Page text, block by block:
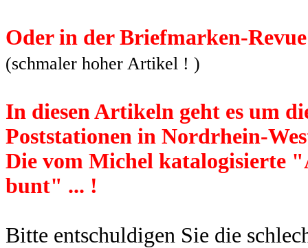
Oder in der Briefmarken-
(schmaler hoher Artikel ! )
In diesen Artikeln geht es um
Poststationen in Nordrhein-
Die vom Michel katalogisierte
bunt" ... !
Bitte entschuldigen Sie die